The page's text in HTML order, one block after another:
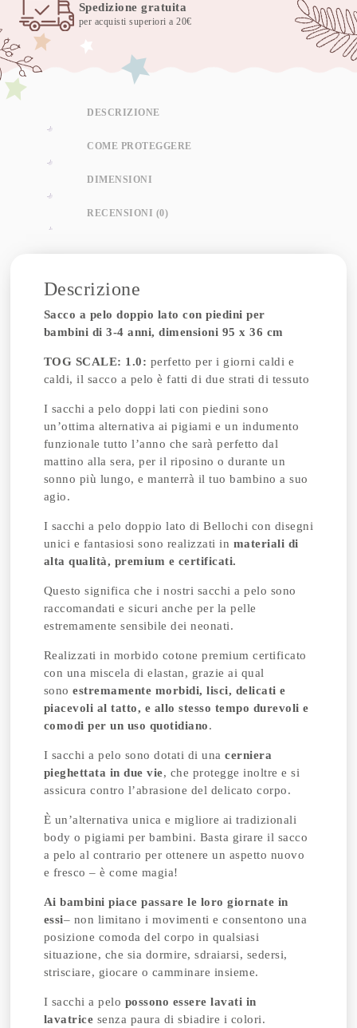
Spedizione gratuita
per acquisti superiori a 20€
DESCRIZIONE
COME PROTEGGERE
DIMENSIONI
RECENSIONI (0)
Descrizione
Sacco a pelo doppio lato con piedini per
bambini di 3-4 anni, dimensioni 95 x 36 cm
TOG SCALE: 1.0: perfetto per i giorni caldi e
caldi, il sacco a pelo è fatti di due strati di tessuto
I sacchi a pelo doppi lati con piedini sono
un’ottima alternativa ai pigiami e un indumento
funzionale tutto l’anno che sarà perfetto dal
mattino alla sera, per il riposino o durante un
sonno più lungo, e manterrà il tuo bambino a suo
agio.
I sacchi a pelo doppio lato di Bellochi con disegni
unici e fantasiosi sono realizzati in materiali di
alta qualità, premium e certificati.
Questo significa che i nostri sacchi a pelo sono
raccomandati e sicuri anche per la pelle
estremamente sensibile dei neonati.
Realizzati in morbido cotone premium certificato
con una miscela di elastan, grazie ai qual
sonoestremamente morbidi, lisci, delicati e
piacevoli al tatto, e allo stesso tempo durevoli e
comodi per un uso quotidiano.
I sacchi a pelo sono dotati di unacerniera
pieghettata in due vie, che protegge inoltre e si
assicura contro l’abrasione del delicato corpo.
È un’alternativa unica e migliore ai tradizionali
body o pigiami per bambini. Basta girare il sacco
a pelo al contrario per ottenere un aspetto nuovo
e fresco – è come magia!
Ai bambini piace passare le loro giornate in
essi– non limitano i movimenti e consentono una
posizione comoda del corpo in qualsiasi
situazione, che sia dormire, sdraiarsi, sedersi,
strisciare, giocare o camminare insieme.
I sacchi a pelo possono essere lavati in
lavatrice senza paura di sbiadire i colori.